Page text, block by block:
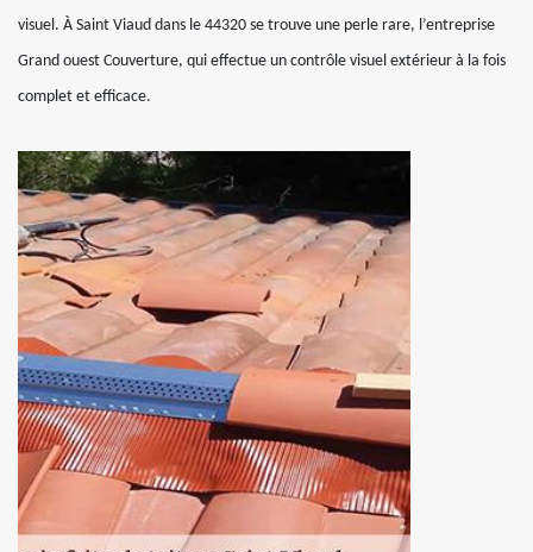
visuel. À Saint Viaud dans le 44320 se trouve une perle rare, l’entreprise
Grand ouest Couverture, qui effectue un contrôle visuel extérieur à la fois
complet et efficace.